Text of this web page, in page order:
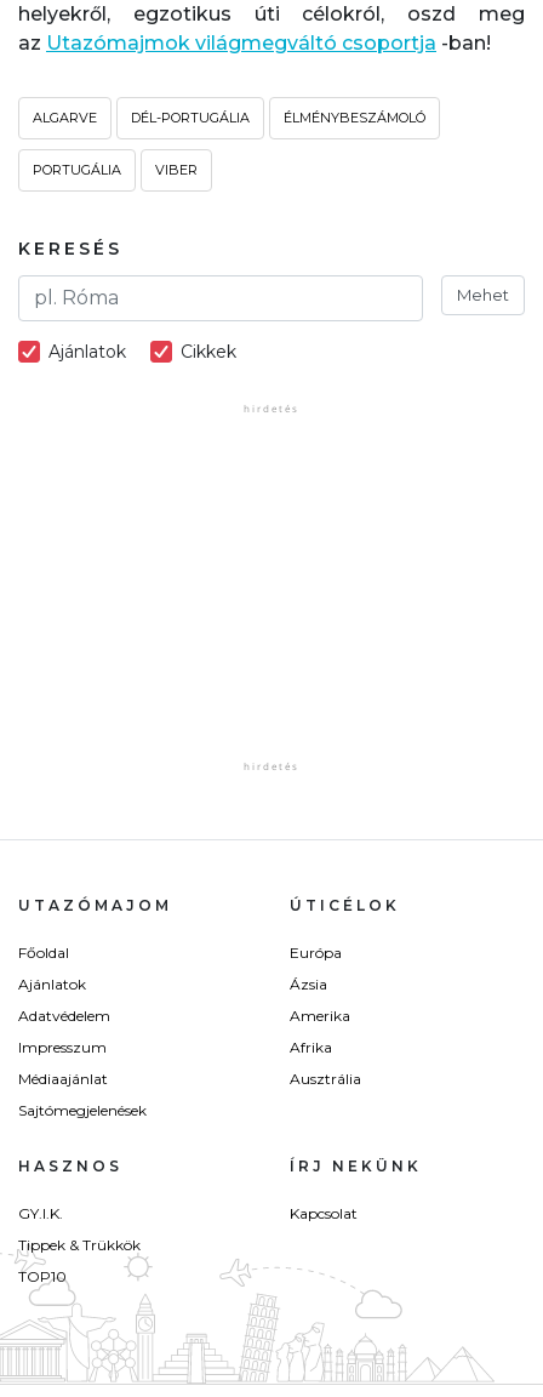
helyekről, egzotikus úti célokról, oszd meg
az Utazómajmok világmegváltó csoportja -ban!
ALGARVE DÉL-PORTUGÁLIA ÉLMÉNYBESZÁMOLÓ
PORTUGÁLIA VIBER
KERESÉS
Mehet
Ajánlatok Cikkek
UTAZÓMAJOM
Főoldal
Ajánlatok
Adatvédelem
Impresszum
Médiaajánlat
Sajtómegjelenések
ÚTICÉLOK
Európa
Ázsia
Amerika
Afrika
Ausztrália
HASZNOS
GY.I.K.
Tippek & Trükkök
TOP10
ÍRJ NEKÜNK
Kapcsolat